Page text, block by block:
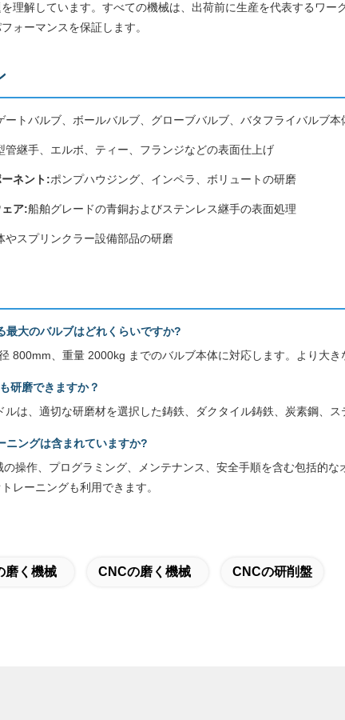
理解しています。すべての機械は、出荷前に生産を代表するワ
ォーマンスを保証します。
ートバルブ、ボールバルブ、グローブバルブ、バタフライバルブ本
管継手、エルボ、ティー、フランジなどの表面仕上げ
ネント:ポンプハウジング、インペラ、ボリュートの研磨
ア:船舶グレードの青銅およびステンレス継手の表面処理
やスプリンクラー設備部品の研磨
最大のバルブはどれくらいですか?
800mm、重量 2000kg までのバルブ本体に対応します。より大き
研磨できますか？
は、適切な研磨材を選択した鋳鉄、ダクタイル鋳鉄、炭素鋼、
ニングは含まれていますか?
操作、プログラミング、メンテナンス、安全手順を含む包括的
レーニングも利用できます。
磨く機械 CNCの磨く機械 CNCの研削盤